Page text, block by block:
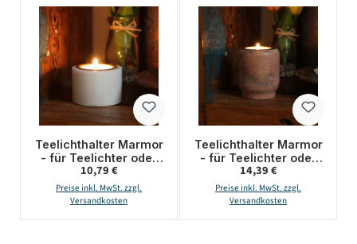
Teelichthalter Marmor
- für Teelichter oder
LED Teelichter - H:
4cm - D: 6cm - weiß
Regulärer Preis:
10,79 €
Preise inkl. MwSt. zzgl.
Versandkosten
Teelichthalter Marmor
- für Teelichter oder
LED Teelichter - H:
7cm - D: 6cm - rosa
Regulärer Preis:
14,39 €
Preise inkl. MwSt. zzgl.
Versandkosten